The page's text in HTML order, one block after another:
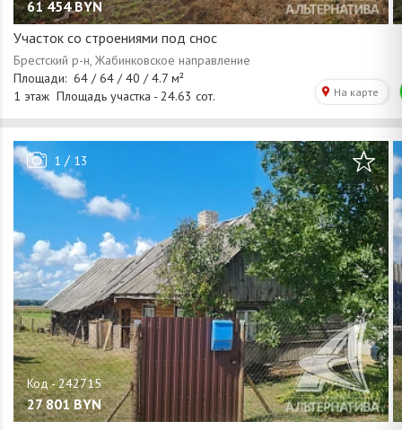
61 454 BYN
Участок со строениями под снос
1 / 13
27 801 BYN